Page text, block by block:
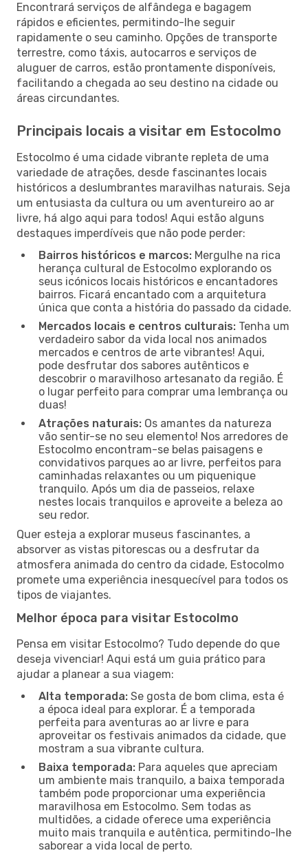
Encontrará serviços de alfândega e bagagem
rápidos e eficientes, permitindo-lhe seguir
rapidamente o seu caminho. Opções de transporte
terrestre, como táxis, autocarros e serviços de
aluguer de carros, estão prontamente disponíveis,
facilitando a chegada ao seu destino na cidade ou
áreas circundantes.
Principais locais a visitar em Estocolmo
Estocolmo é uma cidade vibrante repleta de uma
variedade de atrações, desde fascinantes locais
históricos a deslumbrantes maravilhas naturais. Seja
um entusiasta da cultura ou um aventureiro ao ar
livre, há algo aqui para todos! Aqui estão alguns
destaques imperdíveis que não pode perder:
Bairros históricos e marcos: Mergulhe na rica
herança cultural de Estocolmo explorando os
seus icónicos locais históricos e encantadores
bairros. Ficará encantado com a arquitetura
única que conta a história do passado da cidade.
Mercados locais e centros culturais: Tenha um
verdadeiro sabor da vida local nos animados
mercados e centros de arte vibrantes! Aqui,
pode desfrutar dos sabores autênticos e
descobrir o maravilhoso artesanato da região. É
o lugar perfeito para comprar uma lembrança ou
duas!
Atrações naturais: Os amantes da natureza
vão sentir-se no seu elemento! Nos arredores de
Estocolmo encontram-se belas paisagens e
convidativos parques ao ar livre, perfeitos para
caminhadas relaxantes ou um piquenique
tranquilo. Após um dia de passeios, relaxe
nestes locais tranquilos e aproveite a beleza ao
seu redor.
Quer esteja a explorar museus fascinantes, a
absorver as vistas pitorescas ou a desfrutar da
atmosfera animada do centro da cidade, Estocolmo
promete uma experiência inesquecível para todos os
tipos de viajantes.
Melhor época para visitar Estocolmo
Pensa em visitar Estocolmo? Tudo depende do que
deseja vivenciar! Aqui está um guia prático para
ajudar a planear a sua viagem:
Alta temporada: Se gosta de bom clima, esta é
a época ideal para explorar. É a temporada
perfeita para aventuras ao ar livre e para
aproveitar os festivais animados da cidade, que
mostram a sua vibrante cultura.
Baixa temporada: Para aqueles que apreciam
um ambiente mais tranquilo, a baixa temporada
também pode proporcionar uma experiência
maravilhosa em Estocolmo. Sem todas as
multidões, a cidade oferece uma experiência
muito mais tranquila e autêntica, permitindo-lhe
saborear a vida local de perto.